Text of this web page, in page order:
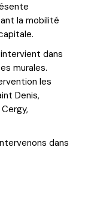
la mobilité
dans
murales.
les
Denis,
dans